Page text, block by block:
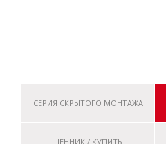
СЕРИЯ СКРЫТОГО МОНТАЖА
ЦЕННИК / КУПИТЬ